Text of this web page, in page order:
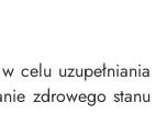
celu uzupełniania
zdrowego stanu